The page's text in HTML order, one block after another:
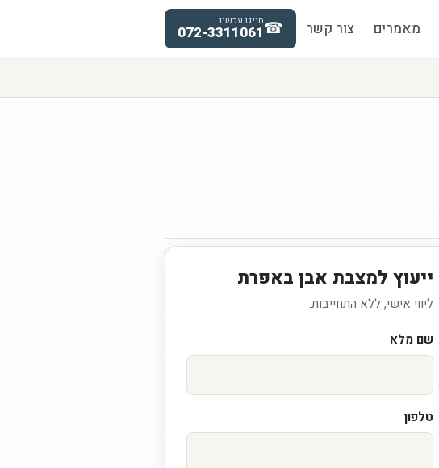
מאמרים צור קשר ☎חייגו עכשיו
072-3311061
ייעוץ למצבת אבן באפרת
ליווי אישי, ללא התחייבות.
שם מלא
טלפון